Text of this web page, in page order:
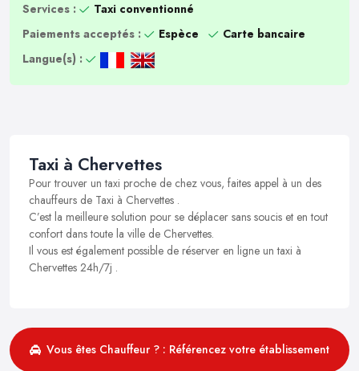
Services :
Taxi conventionné
Paiements acceptés :
Espèce
Carte bancaire
Langue(s) :
Taxi à Chervettes
Pour trouver un taxi proche de chez vous, faites appel à un des
chauffeurs de Taxi à Chervettes .
C’est la meilleure solution pour se déplacer sans soucis et en tout
confort dans toute la ville de Chervettes.
Il vous est également possible de réserver en ligne un taxi à
Chervettes 24h/7j .
Vous êtes Chauffeur ? : Référencez votre établissement